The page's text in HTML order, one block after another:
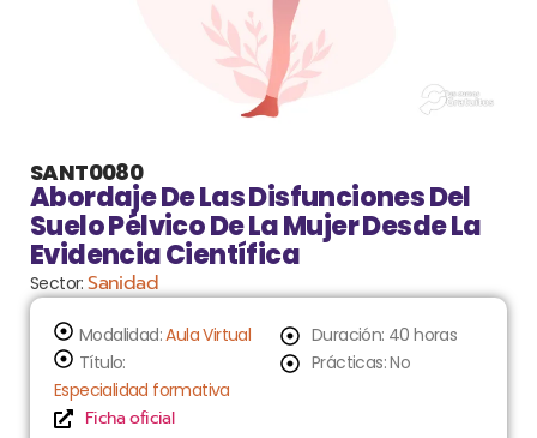
SANT0080
Abordaje De Las Disfunciones Del
Suelo Pélvico De La Mujer Desde La
Evidencia Científica
Sector:Sanidad
Modalidad:Aula Virtual
Título:
Especialidad formativa
Ficha oficial
Duración: 40 horas
Prácticas: No